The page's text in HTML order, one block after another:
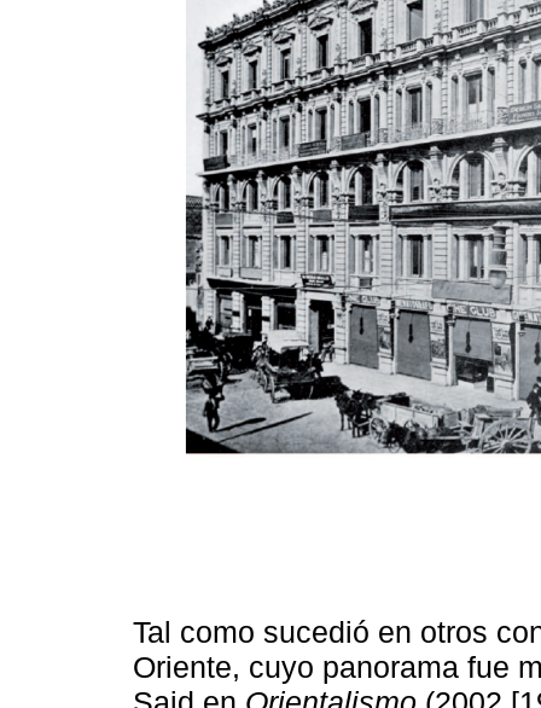
Tal como sucedió en otros
Oriente, cuyo panorama fue